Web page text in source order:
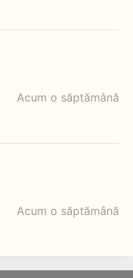
Acum o săptămână
Acum o săptămână